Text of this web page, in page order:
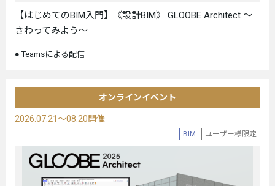
【はじめてのBIM入門】《設計BIM》 GLOOBE Architect ～
さわってみよう～
Teamsによる配信
オンラインイベント
2026.07.21～08.20開催
BIM ユーザー様限定